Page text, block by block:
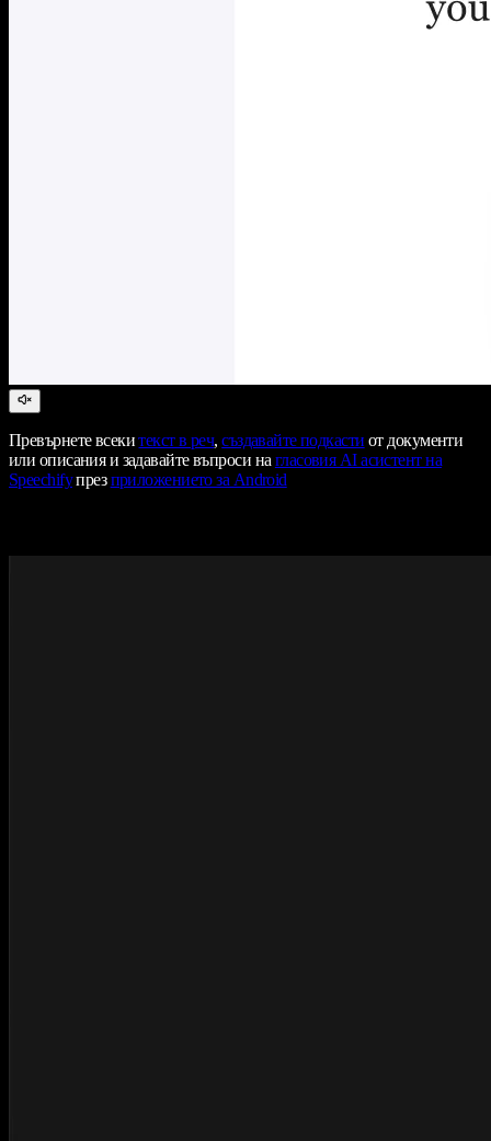
Превърнете всекитекст в реч,създавайте подкасти от документи
или описания и задавайте въпроси нагласовия AI асистент на
Speechifyпрезприложението за Android